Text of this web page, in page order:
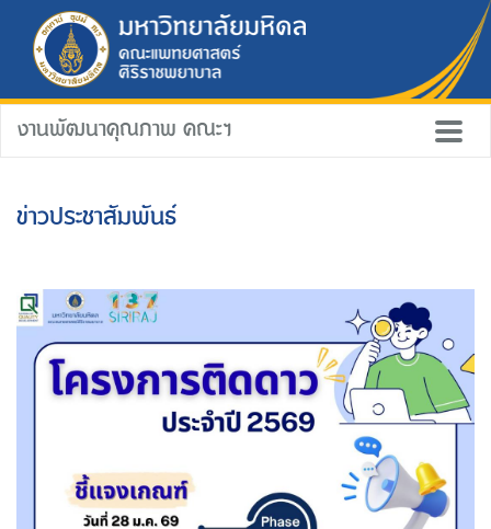
งานพัฒนาคุณภาพ คณะฯ
ข่าวประชาสัมพันธ์